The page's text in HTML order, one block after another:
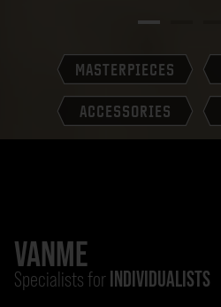
MASTERPIECES
ACCESSORIES
VANME
Specialists for INDIVIDUALISTS